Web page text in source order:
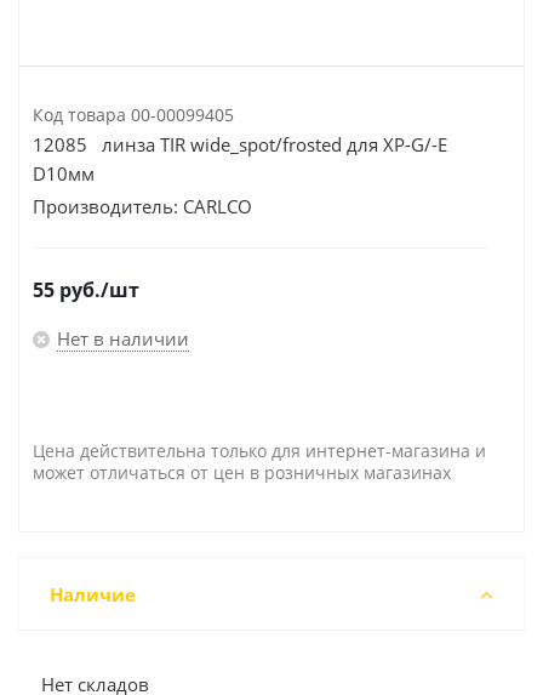
Код товара 00-00099405
12085 линза TIR wide_spot/frosted для XP-G/-E
D10мм
Производитель: CARLCO
55 руб./шт
Нет в наличии
Цена действительна только для интернет-магазина и
может отличаться от цен в розничных магазинах
Наличие
Нет складов